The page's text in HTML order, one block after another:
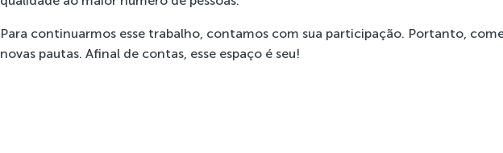
Para continuarmos esse trabalho, contamos com sua participação. Portanto,
novas pautas. Afinal de contas, esse espaço é seu!